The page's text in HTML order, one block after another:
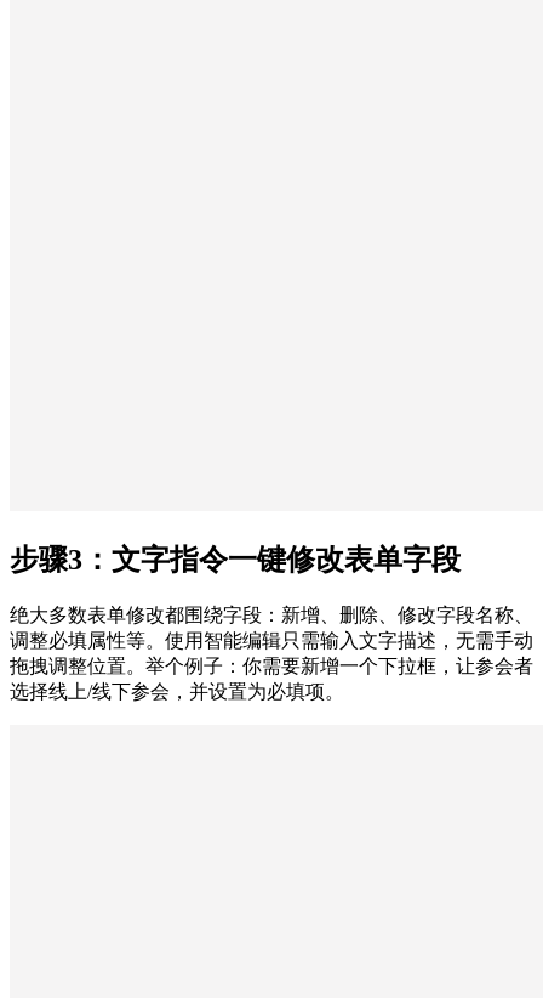
步骤3：文字指令一键修改表单字段
绝大多数表单修改都围绕字段：新增、删除、修改字段名称、
调整必填属性等。使用智能编辑只需输入文字描述，无需手动
拖拽调整位置。举个例子：你需要新增一个下拉框，让参会者
选择线上/线下参会，并设置为必填项。